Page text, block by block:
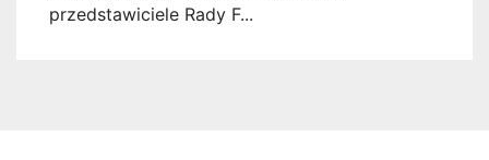
przedstawiciele Rady F...